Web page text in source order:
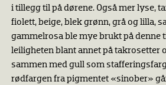
i tillegg til på dørene. Også mer lyse,
fiolett, beige, blek grønn, grå og lilla,
gammelrosa ble mye brukt på denne
leiligheten blant annet på takrosetter
sammen med gull som
rødfargen fra pigmentet «sinober»